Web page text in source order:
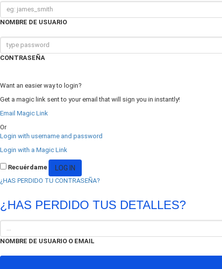
NOMBRE DE USUARIO
CONTRASEÑA
Want an easier way to login?
Get a magic link sent to your email that will sign you in instantly!
Email Magic Link
Or
Login with username and password
Login with a Magic Link
Recuérdame
¿HAS PERDIDO TU CONTRASEÑA?
¿HAS PERDIDO TUS DETALLES?
NOMBRE DE USUARIO O EMAIL